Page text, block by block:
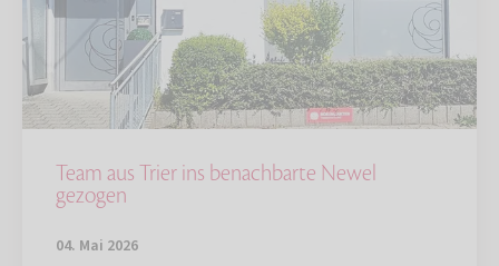
Team aus Trier ins benachbarte Newel
gezogen
04. Mai 2026